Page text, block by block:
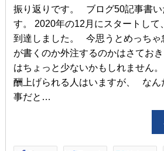
振り返りです。 ブログ50記事書い
す。 2020年の12月にスタートして
到達しました。 今思うとめっち
が書くのか外注するのかはさてお
はちょっと少ないかもしれません
酬上げられる人はいますが、 なん
事だと…